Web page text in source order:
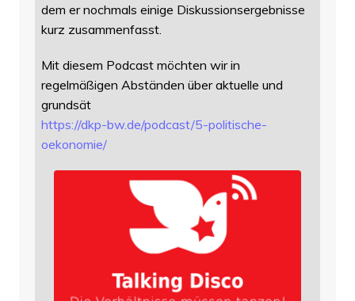
dem er nochmals einige Diskussionsergebnisse
kurz zusammenfasst.
Mit diesem Podcast möchten wir in
regelmäßigen Abständen über aktuelle und
grundsät
https://dkp-bw.de/podcast/5-politische-
oekonomie/